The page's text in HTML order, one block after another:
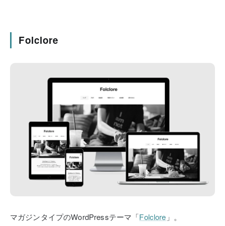
Folclore
マガジンタイプのWordPressテーマ「Folclore 」。